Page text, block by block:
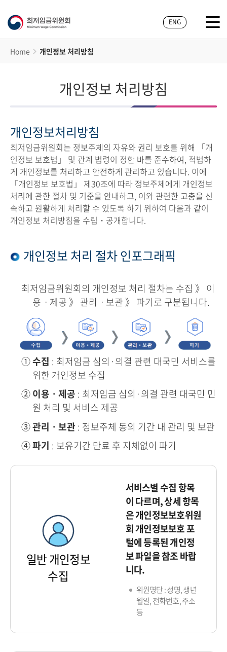
ENG
Home 개인정보 처리방침
개인정보 처리방침
개인정보처리방침
최저임금위원회는 정보주체의 자유와 권리 보호를 위해 「개
인정보 보호법」 및 관계 법령이 정한 바를 준수하여, 적법하
게 개인정보를 처리하고 안전하게 관리하고 있습니다. 이에
「개인정보 보호법」 제30조에 따라 정보주체에게 개인정보
처리에 관한 절차 및 기준을 안내하고, 이와 관련한 고충을 신
속하고 원활하게 처리할 수 있도록 하기 위하여 다음과 같이
개인정보 처리방침을 수립・공개합니다.
개인정보 처리 절차 인포그래픽
최저임금위원회의 개인정보 처리 절차는 수집 》 이
용ㆍ제공 》 관리ㆍ보관 》 파기로 구분됩니다.
①수집 : 최저임금 심의·의결 관련 대국민 서비스를
위한 개인정보 수집
② 이용ㆍ제공 : 최저임금 심의·의결 관련 대국민 민
원 처리 및 서비스 제공
③관리ㆍ보관 : 정보주체 동의 기간 내 관리 및 보관
④파기 : 보유기간 만료 후 지체없이 파기
일반 개인정보
수집
서비스별 수집 항목
이 다르며, 상세 항목
은 개인정보보호위원
회 개인정보보호 포
털에 등록된 개인정
보 파일을 참조 바랍
니다.
위원명단 : 성명, 생년
월일, 전화번호, 주소
등